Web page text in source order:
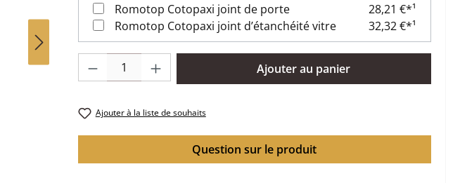
Romotop Cotopaxi joint de porte
28,21 €*¹
Romotop Cotopaxi joint d’étanchéité vitre
32,32 €*¹
Quantité de produit : Entrez la quantité souhaitée ou utilisez les boutons pour
Ajouter au panier
Ajouter à la liste de souhaits
Question sur le produit